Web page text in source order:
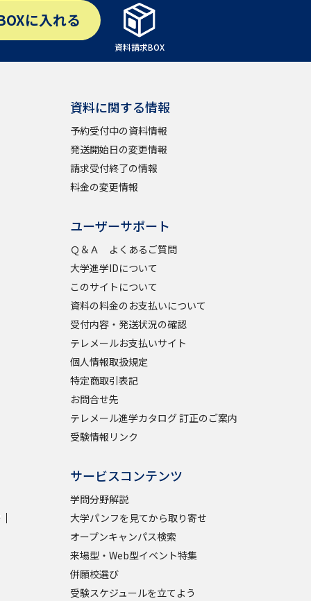
に入れる
資料請求BOX
資料に関する情報
予約受付中の資料情報
発送開始日の変更情報
請求受付終了の情報
料金の変更情報
ユーザーサポート
Ｑ＆Ａ よくあるご質問
大学進学IDについて
このサイトについて
資料の料金のお支払いについて
受付内容・発送状況の確認
テレメールお支払いサイト
個人情報取扱規定
特定商取引表記
お問合せ先
テレメール進学カタログ 訂正のご案内
受験情報リンク
サービスコンテンツ
学問分野解説
大学パンフを見てから取り寄せ
オープンキャンパス検索
来場型・Web型イベント特集
併願校選び
受験スケジュールを立てよう